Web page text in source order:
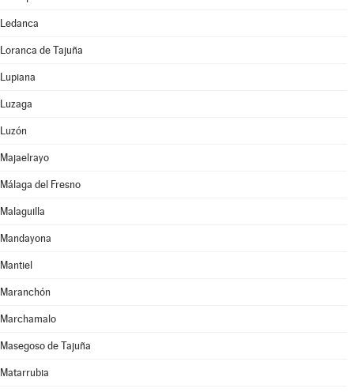
Ledanca
Loranca de Tajuña
Lupiana
Luzaga
Luzón
Majaelrayo
Málaga del Fresno
Malaguilla
Mandayona
Mantiel
Maranchón
Marchamalo
Masegoso de Tajuña
Matarrubia